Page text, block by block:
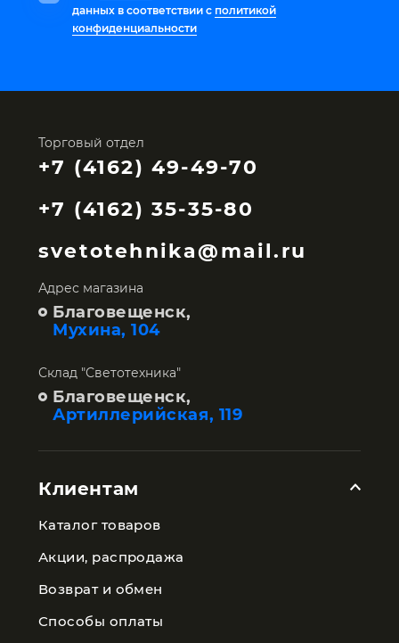
данных в соответствии с политикой
конфиденциальности
Торговый отдел
+7 (4162) 49-49-70
+7 (4162) 35-35-80
svetotehnika@mail.ru
Адрес магазина
Благовещенск,
Мухина, 104
Склад "Светотехника"
Благовещенск,
Артиллерийская, 119
Клиентам
Каталог товаров
Акции, распродажа
Возврат и обмен
Способы оплаты